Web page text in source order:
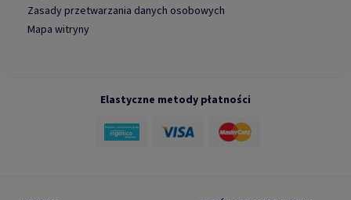
Zasady przetwarzania danych osobowych
Mapa witryny
Elastyczne metody płatności